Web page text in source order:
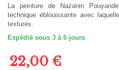
La peinture de Nazanin
technique éblouissante avec
textures.
Expédié sous 3 à 6 jours
22,00 €